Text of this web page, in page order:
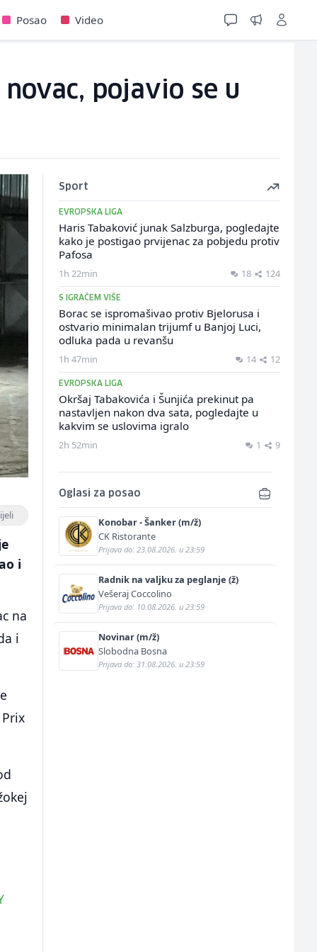
Posao Video
pojavio se u
i
na
i
Sport
EVROPSKA LIGA
Haris Tabaković junak Salzburga, pogledajte
kako je postigao prvijenac za pobjedu protiv
Pafosa
1h 22min 18 124
S IGRAČEM VIŠE
Borac se ispromašivao protiv Bjelorusa i
ostvario minimalan trijumf u Banjoj Luci,
odluka pada u revanšu
1h 47min 14 12
EVROPSKA LIGA
Okršaj Tabakovića i Šunjića prekinut pa
nastavljen nakon dva sata, pogledajte u
kakvim se uslovima igralo
2h 52min 1 9
Oglasi za posao
Konobar - Šanker (m/ž)
CK Ristorante
Prijava do: 23.08.2026. u 23:59
Radnik na valjku za peglanje (ž)
Vešeraj Coccolino
Prijava do: 10.08.2026. u 23:59
Novinar (m/ž)
Slobodna Bosna
Prijava do: 31.08.2026. u 23:59